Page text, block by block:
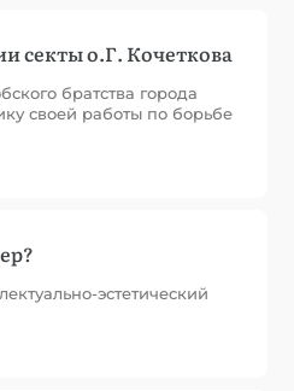
секты о.Г. Кочеткова
братства города
своей работы по борьбе
эстетический